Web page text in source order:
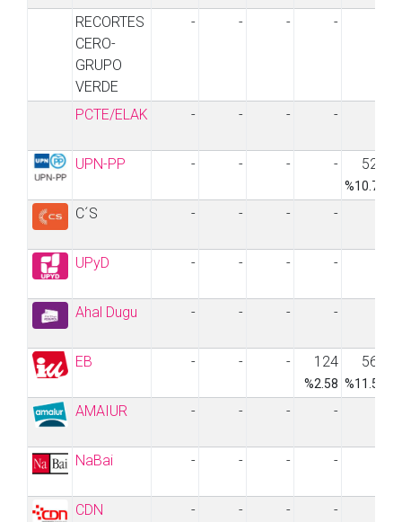
RECORTES
CERO-
GRUPO
VERDE
- - - -
PCTE/ELAK - - - -
UPN-PP - - - - 523
%10.71
C´S - - - -
UPyD - - - -
Ahal Dugu - - - -
EB - - - 124
%2.58
565
%11.57
AMAIUR - - - -
NaBai - - - -
CDN - - - -